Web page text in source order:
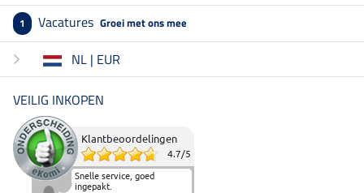
1 Vacatures Groei met ons mee
NL | EUR
VEILIG INKOPEN
Klantbeoordelingen
4.7/5
Snelle service, goed
ingepakt.